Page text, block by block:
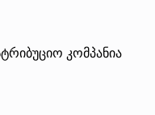
კომპანია